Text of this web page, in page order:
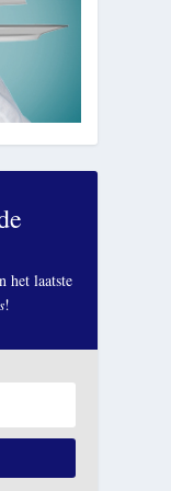
het laatste
!